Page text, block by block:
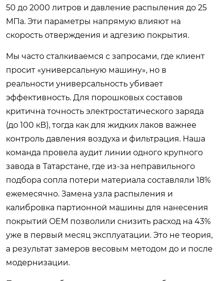
50 до 2000 литров и давление распыления до 25
МПа. Эти параметры напрямую влияют на
скорость отверждения и адгезию покрытия.
Мы часто сталкиваемся с запросами, где клиент
просит «универсальную машину», но в
реальности универсальность убивает
эффективность. Для порошковых составов
критична точность электростатического заряда
(до 100 кВ), тогда как для жидких лаков важнее
контроль давления воздуха и фильтрация. Наша
команда провела аудит линии одного крупного
завода в Татарстане, где из-за неправильного
подбора сопла потери материала составляли 18%
ежемесячно. Замена узла распыления и
калибровка партионной машины для нанесения
покрытий OEM позволили снизить расход на 43%
уже в первый месяц эксплуатации. Это не теория,
а результат замеров весовым методом до и после
модернизации.